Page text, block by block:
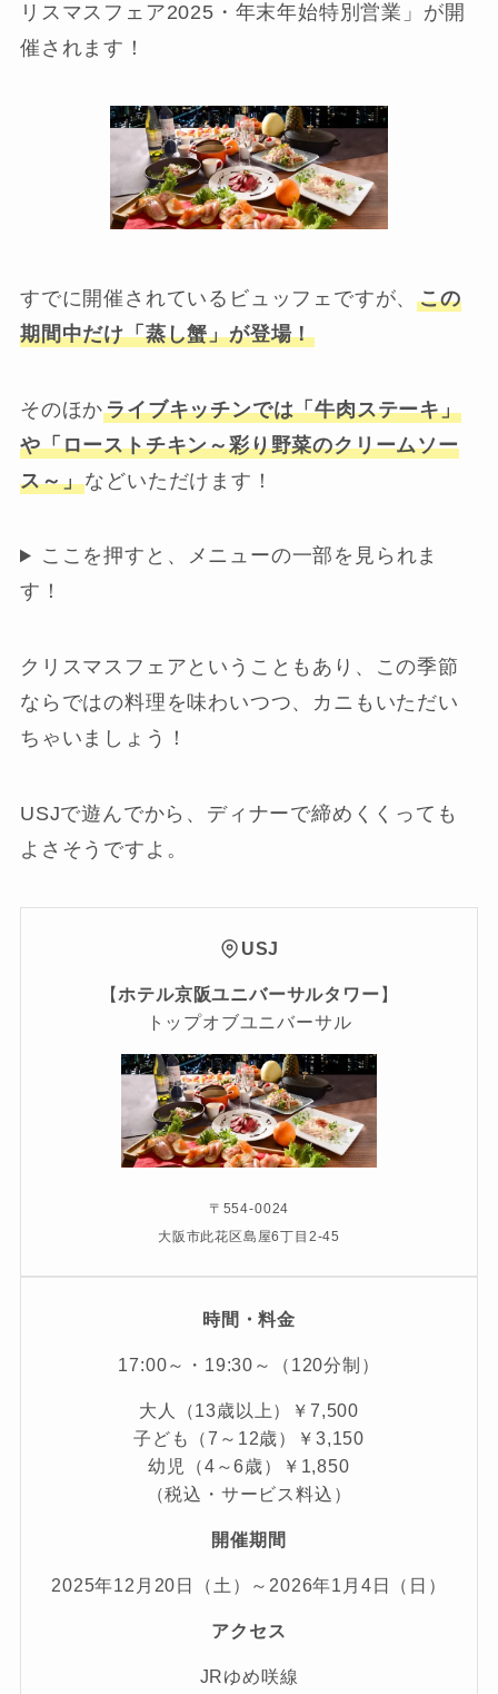
リスマスフェア2025・年末年始特別営業」が開
催されます！
すでに開催されているビュッフェですが、この
期間中だけ「蒸し蟹」が登場！
そのほかライブキッチンでは「牛肉ステーキ」
や「ローストチキン～彩り野菜のクリームソー
ス～」などいただけます！
ここを押すと、メニューの一部を見られま
す！
クリスマスフェアということもあり、この季節
ならではの料理を味わいつつ、カニもいただい
ちゃいましょう！
USJで遊んでから、ディナーで締めくくっても
よさそうですよ。
USJ
【ホテル京阪ユニバーサルタワー】
トップオブユニバーサル
〒554-0024
大阪市此花区島屋6丁目2-45
時間・料金
17:00～・19:30～（120分制）
大人（13歳以上）￥7,500
子ども（7～12歳）￥3,150
幼児（4～6歳）￥1,850
（税込・サービス料込）
開催期間
2025年12月20日（土）～2026年1月4日（日）
アクセス
JRゆめ咲線